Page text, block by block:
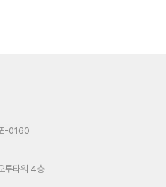
-0160
투타워 4층